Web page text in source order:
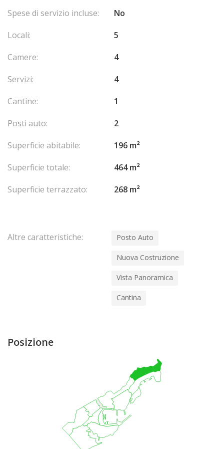
Spese di servizio incluse:
No
Locali:
5
Camere:
4
Servizi:
4
Cantine:
1
Posti auto:
2
Superficie abitabile:
196 m²
Superficie totale:
464 m²
Superficie terrazzato:
268 m²
Altre caratteristiche: Posto Auto
Nuova Costruzione
Vista Panoramica
Cantina
Posizione